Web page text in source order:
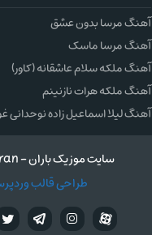
آهنگ مرسا بدون عشق
آهنگ مرسا ماسک
آهنگ ملکه سلام عاشقانه (کاور)
آهنگ ملکه هرات نازنینم
آهنگ لیلا اسماعیل زاده نوحدانی
سایت موزیک باران - Mymusicbaran
طراحی قالب
آپارات